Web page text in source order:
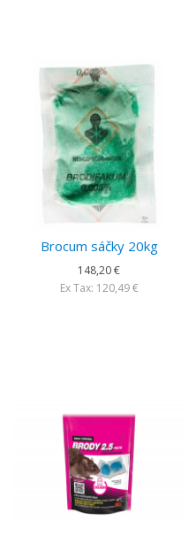
Brocum sáčky 20kg
148,20 €
Ex Tax: 120,49 €